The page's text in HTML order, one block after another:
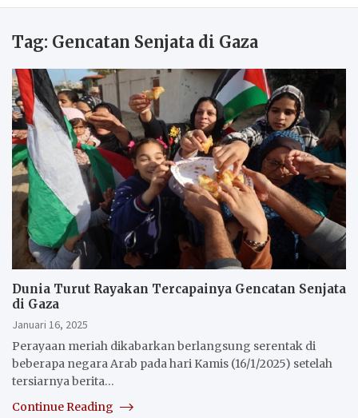
Tag: Gencatan Senjata di Gaza
Dunia Turut Rayakan Tercapainya Gencatan Senjata
di Gaza
Januari 16, 2025
Perayaan meriah dikabarkan berlangsung serentak di
beberapa negara Arab pada hari Kamis (16/1/2025) setelah
tersiarnya berita…
Continue Reading